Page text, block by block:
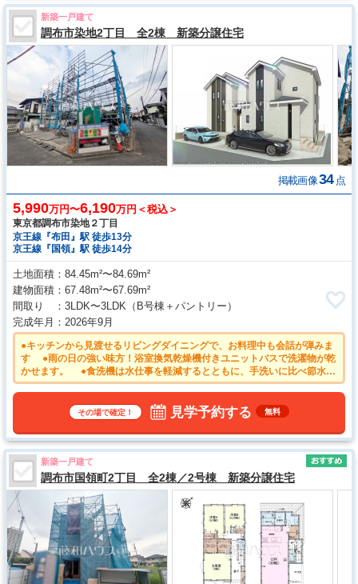
新築一戸建て
調布市染地2丁目 全2棟 新築分譲住宅
掲載画像34 点
5,990万円〜6,190万円＜税込＞
東京都調布市染地２丁目
京王線『布田』駅 徒歩13分
京王線『国領』駅 徒歩14分
土地面積
84.45m²〜84.69m²
建物面積
67.48m²〜67.69m²
間取り
3LDK〜3LDK （B号棟＋パントリー）
完成年月
2026年9月
●キッチンから見渡せるリビングダイニングで、お料理中も会話が弾みま
す ●雨の日の強い味方！浴室換気乾燥機付きユニットバスで洗濯物が乾
かせます。 ●食洗機は水仕事を軽減するとともに、手洗いに比べ節水効
果も期待できます。 ●TVモニター付きインターホンのため訪問者がひ
濯物もよく乾きます。
その場で確定！ 見学予約する 無料
新築一戸建て
調布市国領町2丁目 全2棟／2号棟 新築分譲住宅